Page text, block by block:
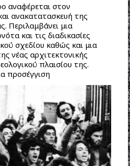
αναφέρεται στον
ανακατατασκευή της
Περιλαμβάνει μια
και τις διαδικασίες
σχεδίου καθώς και μια
νέας αρχιτεκτονικής
πλαισίου της.
προσέγγιση